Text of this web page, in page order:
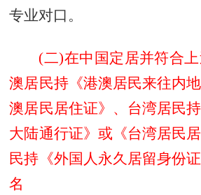
专业对口。
(二)在中国定居并符合
澳居民持《港澳居民来往内
澳居民居住证》、台湾居民
大陆通行证》或《台湾居民
民持《外国人永久居留身份
名